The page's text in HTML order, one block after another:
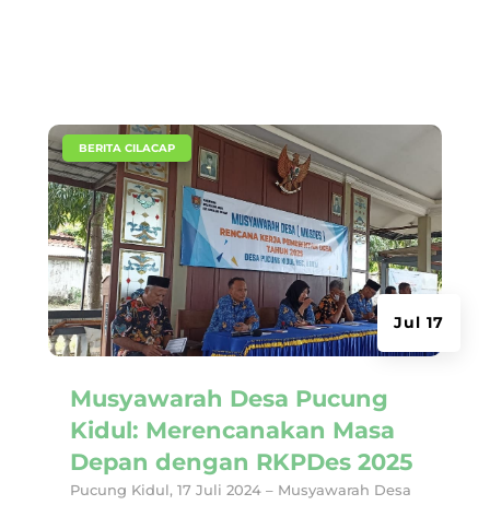
Musyawarah Desa Pucung
Kidul: Merencanakan Masa
Depan dengan RKPDes 2025
Jul 17
BERITA CILACAP
Pucung Kidul, 17 Juli 2024 – Musyawarah Desa